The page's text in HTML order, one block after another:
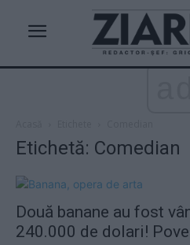
Etichetă: Comedian
Două banane au fost
240.000 de dolari!